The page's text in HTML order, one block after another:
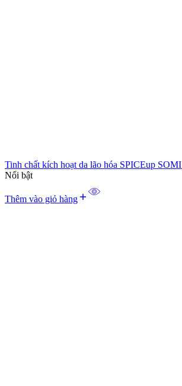
Tinh chất kích hoạt da lão hóa SPICEup SOMI
Nổi bật
Thêm vào giỏ hàng